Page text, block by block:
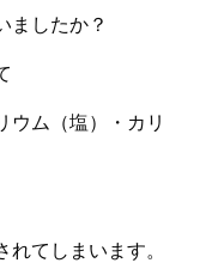
ましたか？
ウム（塩）・カリ
てしまいます。